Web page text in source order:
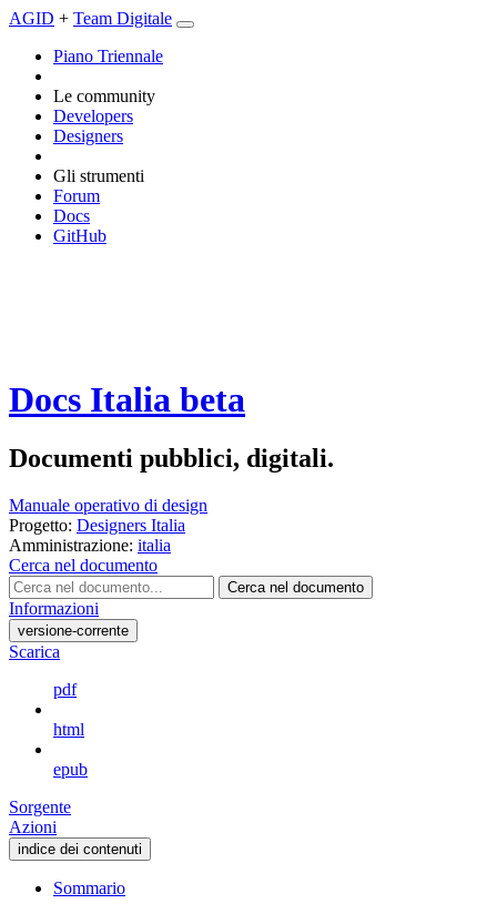
AGID + Team Digitale
Piano Triennale
Le community
Developers
Designers
Gli strumenti
Forum
Docs
GitHub
Docs Italia beta
Documenti pubblici, digitali.
Manuale operativo di design
Progetto: Designers Italia
Amministrazione: italia
Cerca nel documento
Cerca nel documento
Informazioni
versione-corrente
Scarica
pdf
html
epub
Sorgente
Azioni
indice dei contenuti
Sommario